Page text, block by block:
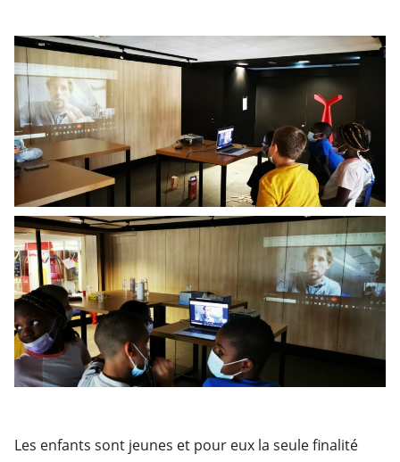
Les enfants sont jeunes et pour eux la seule finalité